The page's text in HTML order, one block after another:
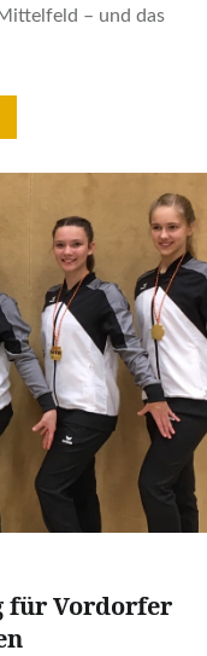
– und das
für Vordorfer